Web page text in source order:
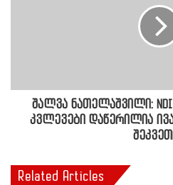
შალვა ნათელაშვილი:
კვლევები დაწერილია
Related Articles